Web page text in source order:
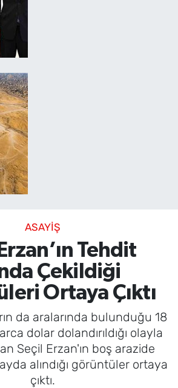
ASAYİŞ
Tehdit
Çekildiği
Ortaya Çıktı
da aralarında bulunduğu 18
dolar dolandırıldığı olayla
Seçil Erzan'ın boş arazide
alındığı görüntüler ortaya
çıktı.